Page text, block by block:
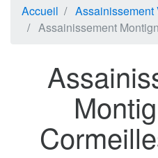
Accueil
Assainissement
Assainissement